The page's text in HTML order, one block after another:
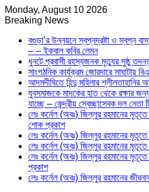
Monday, August 10 2026
Breaking News
বগুড়া’র উন্নয়নে স্বপ্নদ্রষ্টা ও স্বপ্ন
– – ইকবাল কবির লেমন
ধুনটে প্রবাসী রহস্যজনক মৃত্যুর সুষ্ঠু তদন্ত
সাংগঠনিক কার্যক্রম জোরদারে সাঘাটায়
আদমদীঘিতে হিন্দু মহিলার
যুবসমাজকে মাদকের হাত থেকে রক্ষার
যাচ্ছে – কেন্দ্রীয় স্বেচ্ছাসেবক দল নেতা
লেঃ কর্নেল (অবঃ) জিল্লুর রহমানের মৃতূতে
শোক প্রকাশ
লেঃ কর্নেল (অবঃ) জিল্লুর রহমানের মৃতূতে
লেঃ কর্নেল (অবঃ) জিল্লুর রহমানের মৃতূতে
লেঃ কর্নেল (অবঃ) জিল্লুর রহমানের
প্রকাশ
লেঃ কর্নেল (অবঃ) জিল্লুর রহমানের